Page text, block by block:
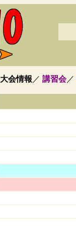
大会情報 ／ 講習会／